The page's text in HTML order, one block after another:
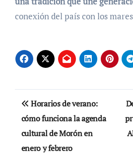
conexión del país con los
Navegación
de
entradas
Horarios de verano:
cómo funciona la agenda
cultural de Morón en
enero y febrero